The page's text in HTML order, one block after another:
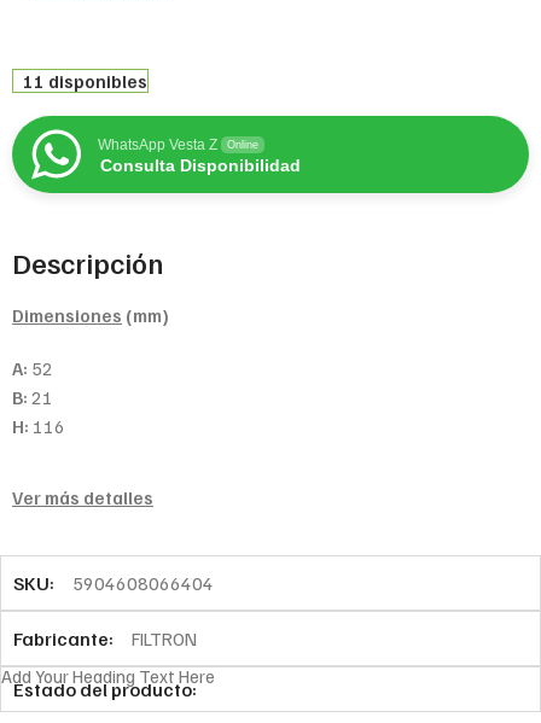
11 disponibles
WhatsApp Vesta Z Online
Consulta Disponibilidad
Descripción
Dimensiones (mm)
A: 52
B: 21
H: 116
Ver más detalles
SKU: 5904608066404
Fabricante: FILTRON
Estado del producto:
Add Your Heading Text Here